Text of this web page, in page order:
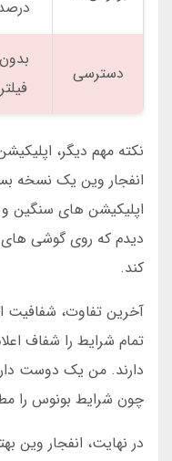
دسترسی
بدون
فیلتر
نکته مهم دیگر،
انفجار وین یک نسخه
اپلیکیشن های سنگین
دیدم که روی گوشی
کند.
آخرین تفاوت، شفافیت
تمام شرایط را شفاف
چون شرایط بونوس را
در نهایت، انفجار وین